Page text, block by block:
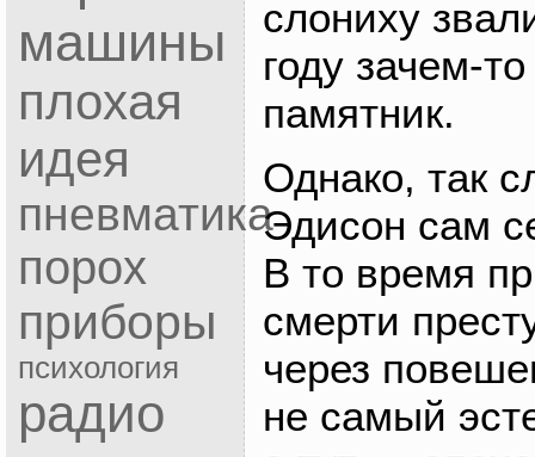
машины
плохая
идея
пневматика
порох
приборы
психология
радио
слониху
году зачем-
памятник.
Однако, так
Эдисон сам
В то время
смерти
через
не самый